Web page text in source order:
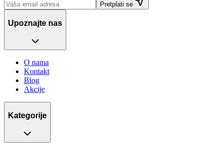
Pretplati se
Upoznajte nas
O nama
Kontakt
Blog
Akcije
Kategorije